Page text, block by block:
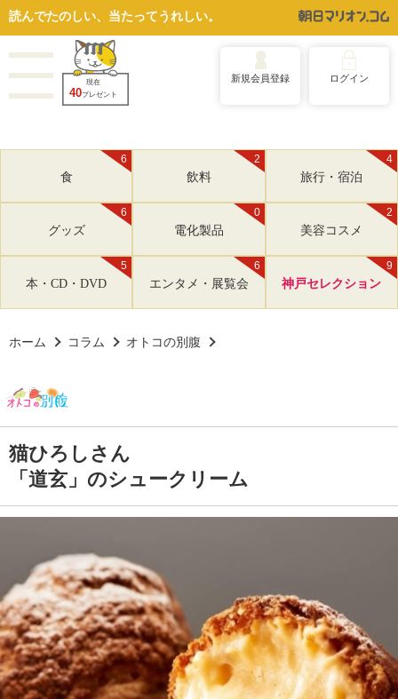
読んでたのしい、当たってうれしい。
現在
40プレゼント
新規会員登録 ログイン
6
食
2
飲料
4
旅行・宿泊
6
グッズ
0
電化製品
2
美容コスメ
5
本・CD・DVD
6
エンタメ・展覧会
9
神戸セレクション
ホーム コラム オトコの別腹
猫ひろしさん
「道玄」のシュークリーム